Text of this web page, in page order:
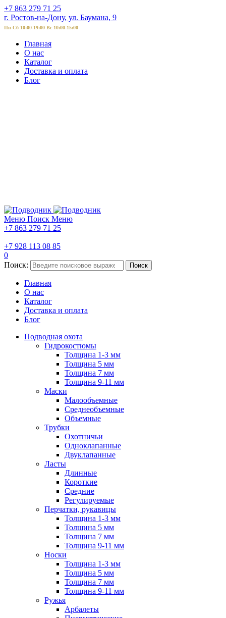
+7 863 279 71 25
г. Ростов-на-Дону, ул. Баумана, 9
Пн-Сб 10:00-19:00 Вс 10:00-15:00
Главная
О нас
Каталог
Доставка и оплата
Блог
Меню Поиск Меню
+7 863 279 71 25
+7 928 113 08 85
0
Поиск:
Поиск
Главная
О нас
Каталог
Доставка и оплата
Блог
Подводная охота
Гидрокостюмы
Толщина 1-3 мм
Толщина 5 мм
Толщина 7 мм
Толщина 9-11 мм
Маски
Малообъемные
Среднеобъемные
Объемные
Трубки
Охотничьи
Одноклапанные
Двуклапанные
Ласты
Длинные
Короткие
Средние
Регулируемые
Перчатки, рукавицы
Толщина 1-3 мм
Толщина 5 мм
Толщина 7 мм
Толщина 9-11 мм
Носки
Толщина 1-3 мм
Толщина 5 мм
Толщина 7 мм
Толщина 9-11 мм
Ружья
Арбалеты